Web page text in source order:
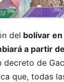
del bolívar en
a partir
decreto de
que, todas